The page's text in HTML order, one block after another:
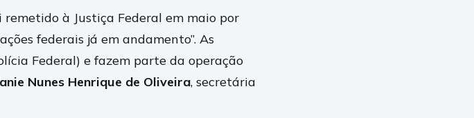
remetido à Justiça Federal em maio por
federais já em andamento”. As
Federal) e fazem parte da operação
Nunes Henrique de Oliveira, secretária